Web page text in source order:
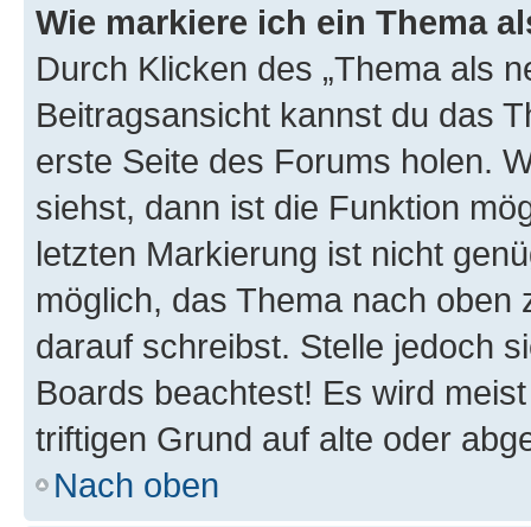
Wie markiere ich ein Thema
Durch Klicken des „Thema als
Beitragsansicht kannst du das
erste Seite des Forums holen.
siehst, dann ist die Funktion
letzten Markierung ist nicht
möglich, das Thema nach oben
darauf schreibst. Stelle jedoch
Boards beachtest! Es wird
triftigen Grund auf alte oder
Nach oben